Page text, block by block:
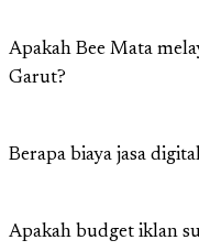
Apakah Bee Mata
Garut?
Berapa biaya jasa
Apakah budget iklan